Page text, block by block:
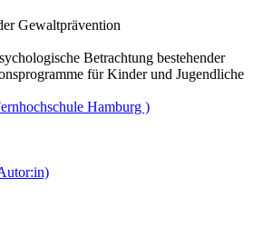
Gewaltprävention
Betrachtung bestehender
für Kinder und Jugendliche
Hamburg )